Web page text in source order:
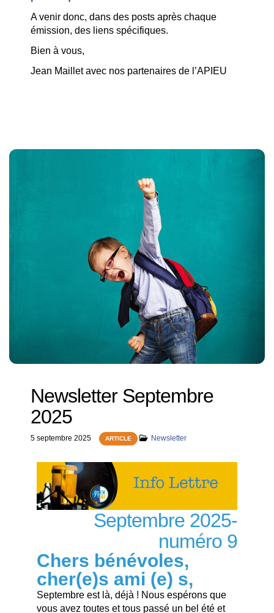
A venir donc, dans des posts après chaque
émission, des liens spécifiques.
Bien à vous,
Jean Maillet avec nos partenaires de l’APIEU
Newsletter Septembre
2025
5 septembre 2025 ARTICLE Newsletter
Septembre 2025-
numéro 9
Chers bénévoles,
cher(e)s ami (e) s,
Septembre est là, déjà ! Nous espérons que
vous avez toutes et tous passé un bel été et